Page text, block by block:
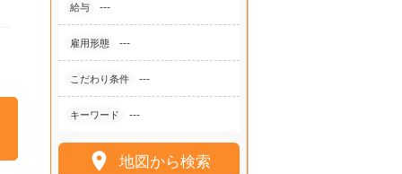
給与 ---
雇用形態 ---
こだわり条件 ---
キーワード ---
 地図から検索